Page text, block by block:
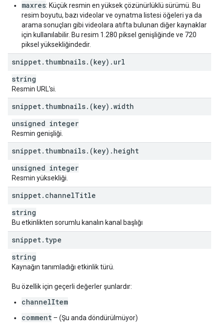
maxres: Küçük resmin en yüksek çözünürlüklü sürümü. Bu
resim boyutu, bazı videolar ve oynatma listesi öğeleri ya da
arama sonuçları gibi videolara atıfta bulunan diğer kaynaklar
için kullanılabilir. Bu resim 1.280 piksel genişliğinde ve 720
piksel yüksekliğindedir.
snippet. thumbnails. (key) . url
string
Resmin URL'si.
snippet. thumbnails. (key) .width
unsigned integer
Resmin genişliği.
snippet. thumbnails. (key) . height
unsigned integer
Resmin yüksekliği.
snippet. channelTitle
string
Bu etkinlikten sorumlu kanalın kanal başlığı
snippet. type
string
Kaynağın tanımladığı etkinlik türü.
Bu özellik için geçerli değerler şunlardır:
channelItem
comment – (Şu anda döndürülmüyor)